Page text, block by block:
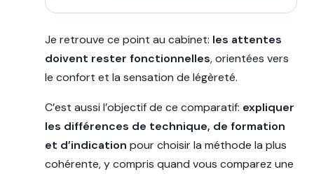
Je retrouve ce point au cabinet: les attentes
doivent rester fonctionnelles, orientées vers
le confort et la sensation de légèreté.
C’est aussi l’objectif de ce comparatif: expliquer
les différences de technique, de formation
et d’indication pour choisir la méthode la plus
cohérente, y compris quand vous comparez une